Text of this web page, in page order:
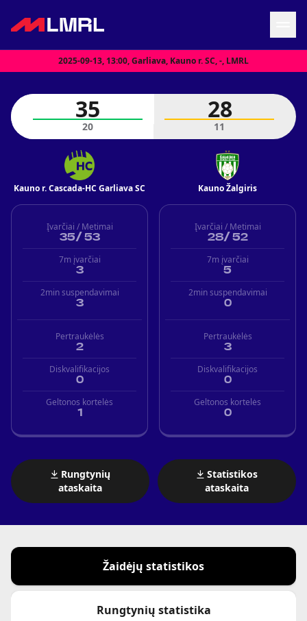
Naujienos
Tvarkaraštis
Statistika
Turnyrinė lentelė
Komandos
2025-09-13, 13:00, Garliava, Kauno r. SC, -, LMRL
Kauno r. Cascada-HC Garliava SC
35 28
20 11
Kauno Žalgiris
Įvarčiai / Metimai
35/ 53
7m įvarčiai
3
2min suspendavimai
3
Pertraukėlės
2
Diskvalifikacijos
0
Geltonos kortelės
1
Įvarčiai / Metimai
28/ 52
7m įvarčiai
5
2min suspendavimai
0
Pertraukėlės
3
Diskvalifikacijos
0
Geltonos kortelės
0
Rungtynių
ataskaita
Statistikos
ataskaita
Žaidėjų statistikos
Rungtynių statistika